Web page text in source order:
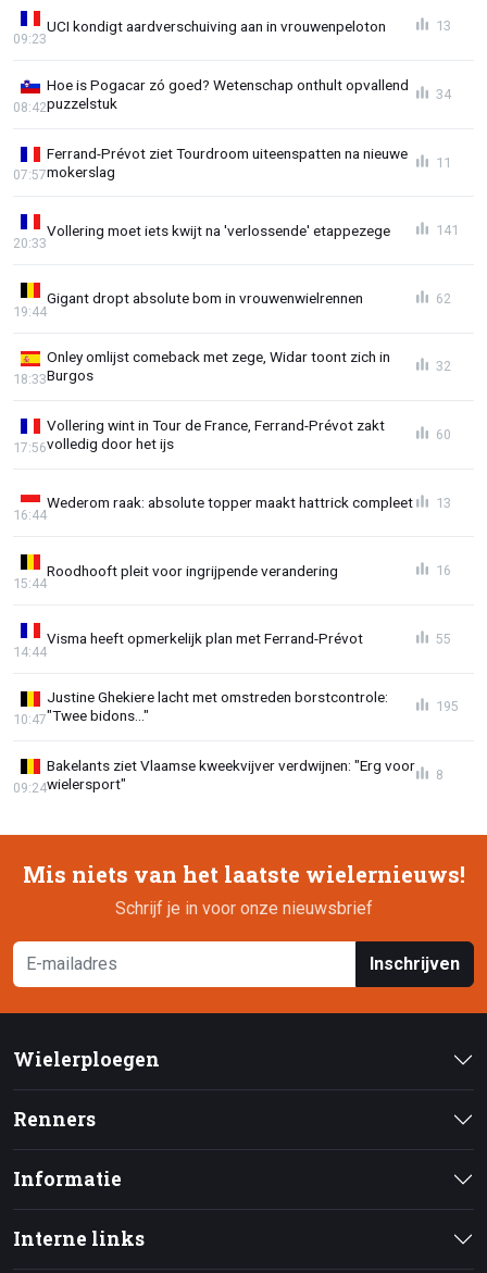
UCI kondigt aardverschuiving aan in vrouwenpeloton
09:23
13
Hoe is Pogacar zó goed? Wetenschap onthult opvallend
puzzelstuk
08:42
34
Ferrand-Prévot ziet Tourdroom uiteenspatten na nieuwe
mokerslag
07:57
11
Vollering moet iets kwijt na 'verlossende' etappezege
20:33
141
Gigant dropt absolute bom in vrouwenwielrennen
19:44
62
Onley omlijst comeback met zege, Widar toont zich in
Burgos
18:33
32
Vollering wint in Tour de France, Ferrand-Prévot zakt
volledig door het ijs
17:56
60
Wederom raak: absolute topper maakt hattrick compleet
16:44
13
Roodhooft pleit voor ingrijpende verandering
15:44
16
Visma heeft opmerkelijk plan met Ferrand-Prévot
14:44
55
Justine Ghekiere lacht met omstreden borstcontrole:
"Twee bidons..."
10:47
195
Bakelants ziet Vlaamse kweekvijver verdwijnen: "Erg voor
wielersport"
09:24
8
Mis niets van het laatste wielernieuws!
Schrijf je in voor onze nieuwsbrief
Inschrijven
Wielerploegen
Renners
Informatie
Interne links